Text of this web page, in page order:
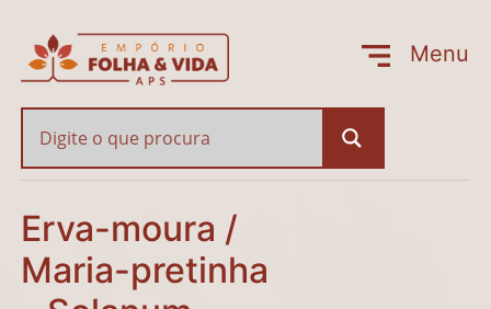
Menu
Fechar
Erva-moura / Maria-
Erva-moura /
Maria-pretinha